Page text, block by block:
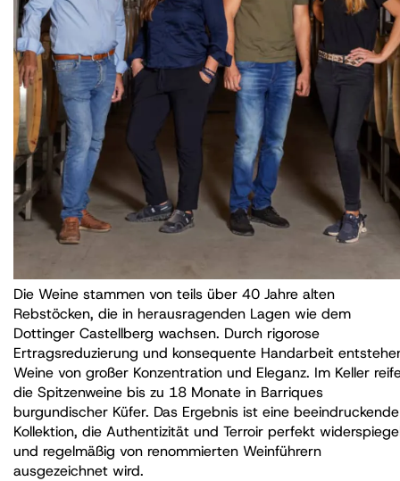
Die Weine stammen von teils über 40 Jahre alten
Rebstöcken, die in herausragenden Lagen wie dem
Dottinger Castellberg wachsen. Durch rigorose
Ertragsreduzierung und konsequente Handarbeit
Weine von großer Konzentration und Eleganz. Im Keller
die Spitzenweine bis zu 18 Monate in Barriques
burgundischer Küfer. Das Ergebnis ist eine beeindruckende
Kollektion, die Authentizität und Terroir perfekt
und regelmäßig von renommierten Weinführern
ausgezeichnet wird.